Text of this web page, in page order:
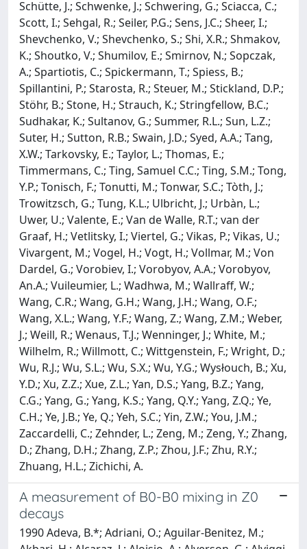
Schütte, J.; Schwenke, J.; Schwering, G.; Sciacca, C.;
Scott, I.; Sehgal, R.; Seiler, P.G.; Sens, J.C.; Sheer, I.;
Shevchenko, V.; Shevchenko, S.; Shi, X.R.; Shmakov,
K.; Shoutko, V.; Shumilov, E.; Smirnov, N.; Sopczak,
A.; Spartiotis, C.; Spickermann, T.; Spiess, B.;
Spillantini, P.; Starosta, R.; Steuer, M.; Stickland, D.P.;
Stöhr, B.; Stone, H.; Strauch, K.; Stringfellow, B.C.;
Sudhakar, K.; Sultanov, G.; Summer, R.L.; Sun, L.Z.;
Suter, H.; Sutton, R.B.; Swain, J.D.; Syed, A.A.; Tang,
X.W.; Tarkovsky, E.; Taylor, L.; Thomas, E.;
Timmermans, C.; Ting, Samuel C.C.; Ting, S.M.; Tong,
Y.P.; Tonisch, F.; Tonutti, M.; Tonwar, S.C.; Tòth, J.;
Trowitzsch, G.; Tung, K.L.; Ulbricht, J.; Urbàn, L.;
Uwer, U.; Valente, E.; Van de Walle, R.T.; van der
Graaf, H.; Vetlitsky, I.; Viertel, G.; Vikas, P.; Vikas, U.;
Vivargent, M.; Vogel, H.; Vogt, H.; Vollmar, M.; Von
Dardel, G.; Vorobiev, I.; Vorobyov, A.A.; Vorobyov,
An.A.; Vuileumier, L.; Wadhwa, M.; Wallraff, W.;
Wang, C.R.; Wang, G.H.; Wang, J.H.; Wang, O.F.;
Wang, X.L.; Wang, Y.F.; Wang, Z.; Wang, Z.M.; Weber,
J.; Weill, R.; Wenaus, T.J.; Wenninger, J.; White, M.;
Wilhelm, R.; Willmott, C.; Wittgenstein, F.; Wright, D.;
Wu, R.J.; Wu, S.L.; Wu, S.X.; Wu, Y.G.; Wysłouch, B.; Xu,
Y.D.; Xu, Z.Z.; Xue, Z.L.; Yan, D.S.; Yang, B.Z.; Yang,
C.G.; Yang, G.; Yang, K.S.; Yang, Q.Y.; Yang, Z.Q.; Ye,
C.H.; Ye, J.B.; Ye, Q.; Yeh, S.C.; Yin, Z.W.; You, J.M.;
Zaccardelli, C.; Zehnder, L.; Zeng, M.; Zeng, Y.; Zhang,
D.; Zhang, D.H.; Zhang, Z.P.; Zhou, J.F.; Zhu, R.Y.;
Zhuang, H.L.; Zichichi, A.
A measurement of B0-B0 mixing in Z0
decays
1990 Adeva, B.*; Adriani, O.; Aguilar-Benitez, M.;